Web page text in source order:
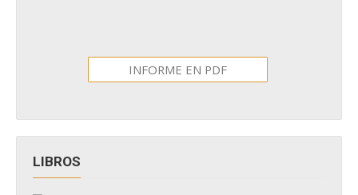
INFORME EN PDF
LIBROS